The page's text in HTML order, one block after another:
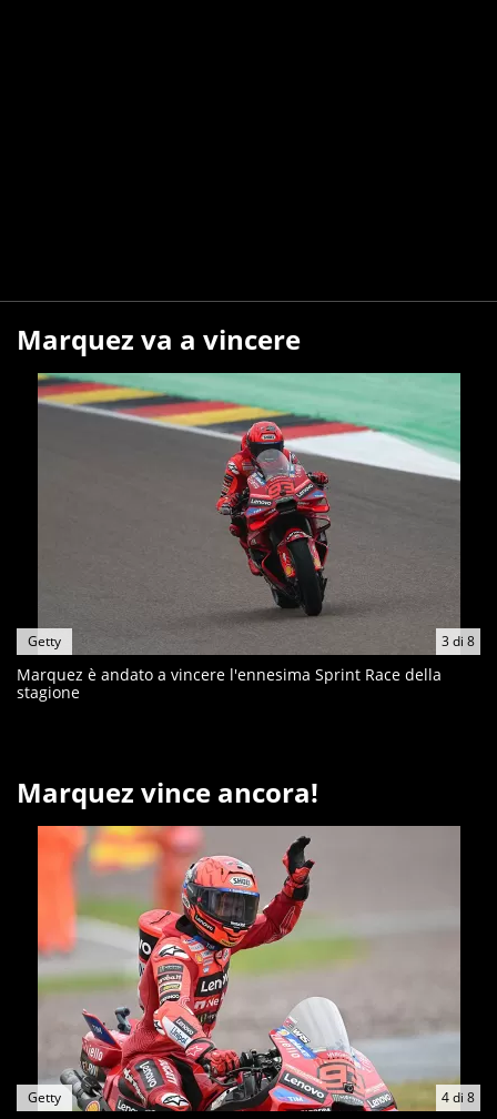
Marquez va a vincere
3di 8
Getty
Marquez è andato a vincere l'ennesima Sprint Race della
stagione
Marquez vince ancora!
4di 8
Getty